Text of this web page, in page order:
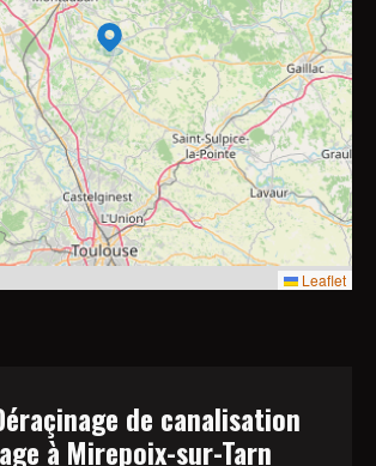
2
2
2
3
6
6
9
7
11
Leaflet
de canalisation
à Mirepoix-sur-Tarn